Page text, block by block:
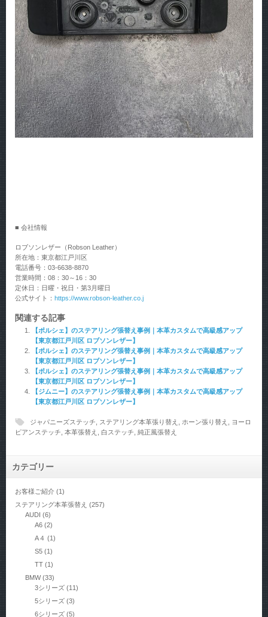
■ 会社情報
ロブソンレザー（Robson Leather）
所在地：東京都江戸川区
電話番号：03-6638-8870
営業時間：08：30～16：30
定休日：日曜・祝日・第3月曜日
公式サイト： https://www.robson-leather.co.j
関連する記事
【ポルシェ】のステアリング張替え事例｜本革カスタムで高級感アップ
【東京都江戸川区 ロブソンレザー】
【ポルシェ】のステアリング張替え事例｜本革カスタムで高級感アップ
【東京都江戸川区 ロブソンレザー】
【ポルシェ】のステアリング張替え事例｜本革カスタムで高級感アップ
【東京都江戸川区 ロブソンレザー】
【ジムニー】のステアリング張替え事例｜本革カスタムで高級感アップ
【東京都江戸川区 ロブソンレザー】
ジャパニーズステッチ ステアリング本革張り替え ホーン張り替え
ヨーロ
ピアンステッチ 本革張替え 白ステッチ 純正風張替え
カテゴリー
お客様ご紹介 (1)
ステアリング本革張替え (257)
AUDI (6)
A6 (2)
A４ (1)
S5 (1)
TT (1)
BMW(33)
3シリーズ (11)
5シリーズ (3)
6シリーズ (5)